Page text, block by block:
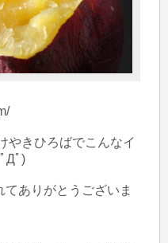
やきひろばでこんなイ
Дﾟ)
ありがとうございま